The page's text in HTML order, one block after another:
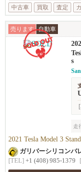
中古車
買取 査定
売ります 自動車
s
走
2021 Tesla Model 3
ガリバーシリコンバ
[TEL] +1 (408) 985-1379